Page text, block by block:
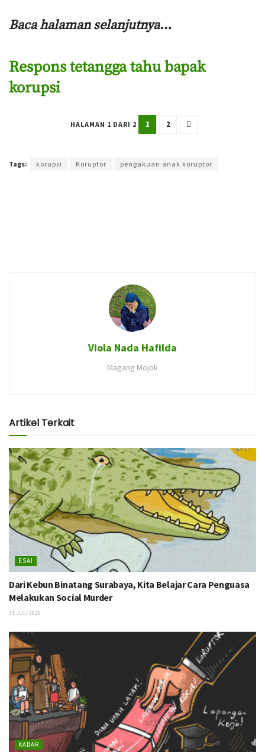
Baca halaman selanjutnya…
Respons tetangga tahu bapak
korupsi
HALAMAN 1 DARI 2 1 2
Tags: korupsi Koruptor pengakuan anak koruptor
Viola Nada Hafilda
Magang Mojok
Artikel Terkait
ESAI
Dari Kebun Binatang Surabaya, Kita Belajar Cara Penguasa
Melakukan Social Murder
31 JULI 2026
KABAR